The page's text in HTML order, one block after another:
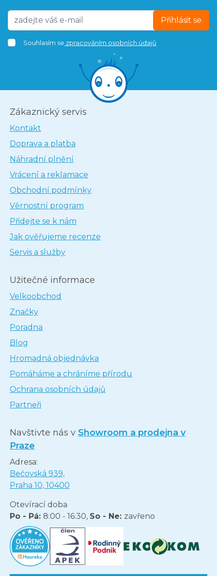
Přihlásit se
Souhlasím se zpracováním osobních údajů
Zákaznický servis
Kontakt
Doprava a platba
Náhradní plnění
Vrácení a reklamace
Obchodní podmínky
Věrnostní program
Přidejte se k nám
Jak ověřujeme recenze
Servis a služby
Užitečné informace
Velkoobchod
Značky
Poradna
Blog
Hromadná objednávka
Pomáháme a chráníme přírodu
Ochrana osobních údajů
Partneři
Navštivte nás v Showroom a prodejna v
Praze
Adresa:
Bečovská 939,
Praha 10, 10400
Otevírací doba
Po - Pá: 8:00 - 16:30, So - Ne: zavřeno